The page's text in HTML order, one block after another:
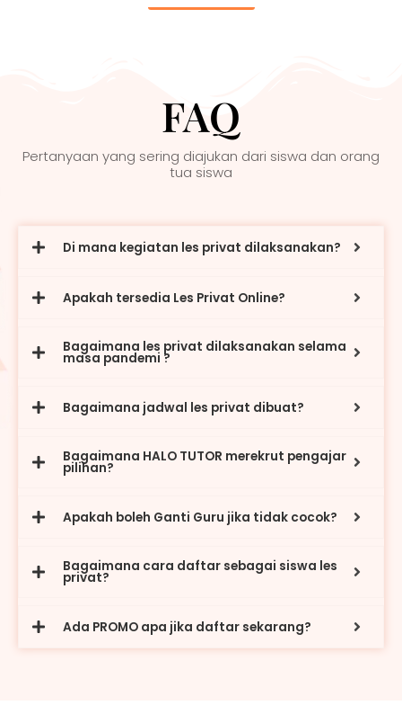
FAQ
Pertanyaan yang sering diajukan dari siswa dan orang
tua siswa
Di mana kegiatan les privat dilaksanakan?
Apakah tersedia Les Privat Online?
Bagaimana les privat dilaksanakan selama
masa pandemi ?
Bagaimana jadwal les privat dibuat?
Bagaimana HALO TUTOR merekrut pengajar
pilihan?
Apakah boleh Ganti Guru jika tidak cocok?
Bagaimana cara daftar sebagai siswa les
privat?
Ada PROMO apa jika daftar sekarang?